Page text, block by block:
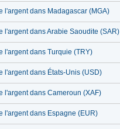
l'argent dans Madagascar (MGA)
l'argent dans Arabie Saoudite (SAR)
l'argent dans Turquie (TRY)
l'argent dans États-Unis (USD)
l'argent dans Cameroun (XAF)
l'argent dans Espagne (EUR)